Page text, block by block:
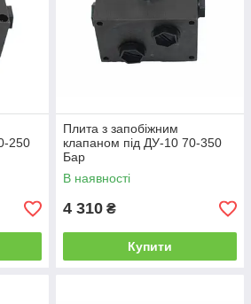
250
Плита з запобіжним
клапаном під ДУ-10 70-350
Бар
В наявності
4 310 ₴
Купити